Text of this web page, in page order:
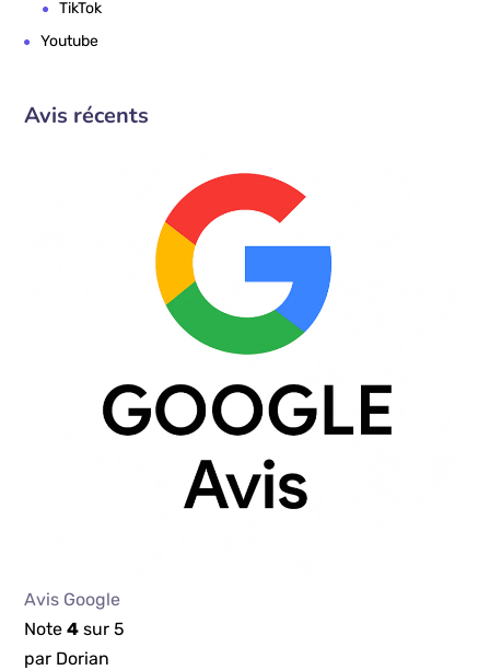
TikTok
Youtube
Avis récents
Avis Google
Note4 sur 5
par Dorian